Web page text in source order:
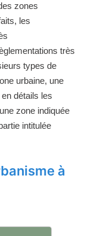
zones
les
très
types de
urbaine, une
détails les
zone indiquée
intitulée
à